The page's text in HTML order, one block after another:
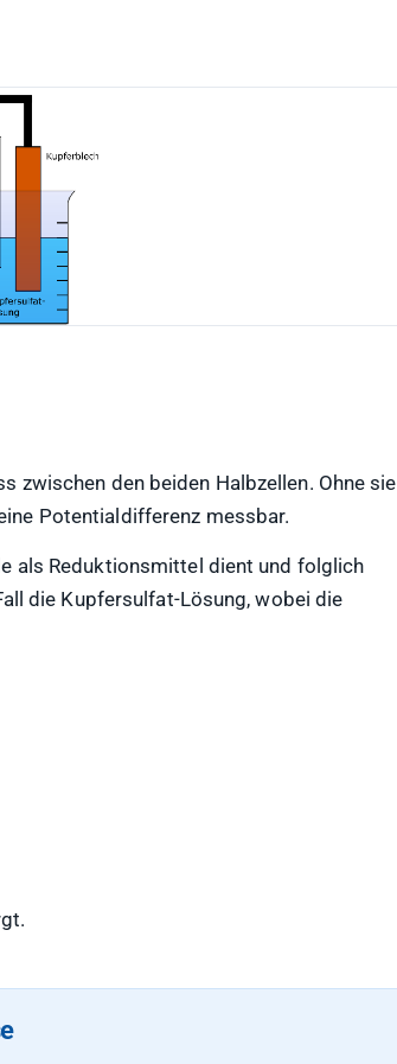
zwischen den beiden Halbzellen. Ohne sie
Potentialdifferenz messbar.
als Reduktionsmittel dient und folglich
die Kupfersulfat-Lösung, wobei die